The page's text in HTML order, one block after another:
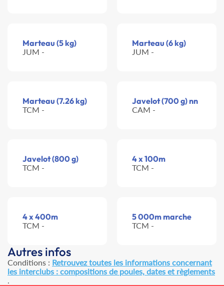
Marteau (5 kg)
JUM -
Marteau (6 kg)
JUM -
Marteau (7.26 kg)
TCM -
Javelot (700 g) nn
CAM -
Javelot (800 g)
TCM -
4 x 100m
TCM -
4 x 400m
TCM -
5 000m marche
TCM -
Autres infos
Conditions : Retrouvez toutes les informations concernant
les interclubs : compositions de poules, dates et règlements
.